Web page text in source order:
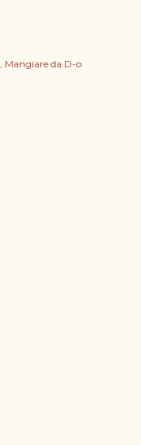
Mangiare da D-o